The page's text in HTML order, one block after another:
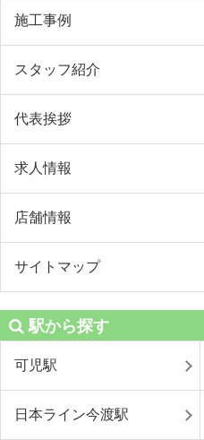
施工事例
スタッフ紹介
代表挨拶
求人情報
店舗情報
サイトマップ
駅から探す
可児駅
日本ライン今渡駅